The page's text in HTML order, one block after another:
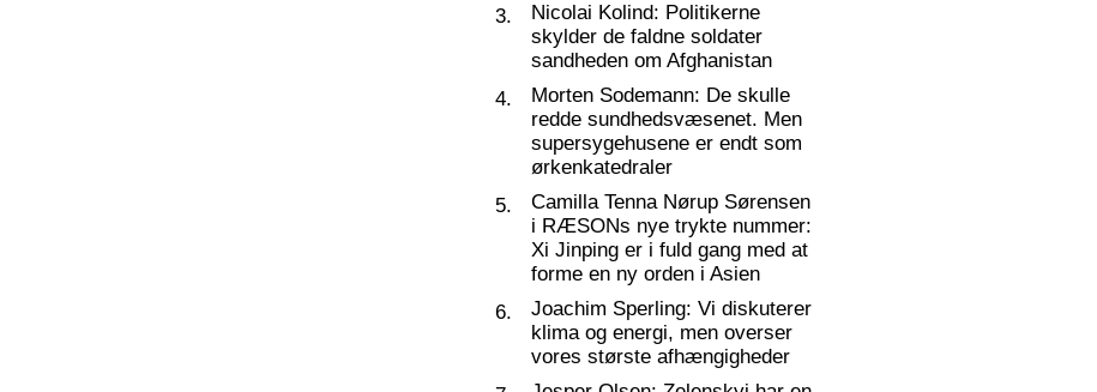
3.
Nicolai Kolind: Politikerne
skylder de faldne soldater
sandheden om Afghanistan
4.
Morten Sodemann: De skulle
redde sundhedsvæsenet. Men
supersygehusene er endt som
ørkenkatedraler
5.
Camilla Tenna Nørup Sørensen
i RÆSONs nye trykte nummer:
Xi Jinping er i fuld gang med at
forme en ny orden i Asien
6.
Joachim Sperling: Vi diskuterer
klima og energi, men overser
vores største afhængigheder